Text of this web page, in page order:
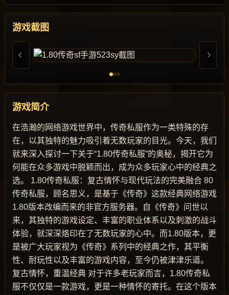
游戏截图
游戏简介
在浩瀚的网络游戏世界中，传奇私服作为一类特殊的存
在，以其独特的魅力吸引着无数玩家的目光。今天，我们
就来深入探讨一下关于“1.80传奇私服”的奥秘，揭开它为
何能在众多游戏中脱颖而出，成为众多玩家心中的经典之
选。 1.80传奇私服：复古情怀与现代玩法的完美融合 80
传奇私服，顾名思义，是基于《传奇》这款经典网络游戏
1.80版本改编而来的非官方服务器。自《传奇》问世以
来，其独特的游戏设定、丰富的职业体系以及刺激的战斗
体验，就深深烙印在了无数玩家的心中。而1.80版本，更
是被广大玩家视为《传奇》系列中的经典之作，其平衡
性、耐玩性以及丰富的游戏内容，至今仍被津津乐道。
复古情怀，重温经典 对于许多老玩家而言，1.80传奇私
服不仅仅是一款游戏，更是一种情怀的寄托。在这个版本